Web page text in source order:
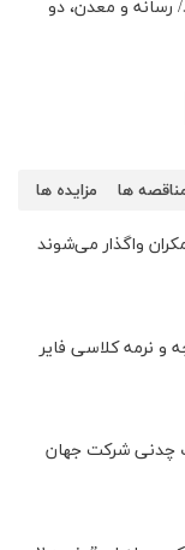
رسانه و معدن، دو
مزایده ها ها
واگذار می‌شوند
نرمه کلاسی فایر
چدنی شرکت جهان